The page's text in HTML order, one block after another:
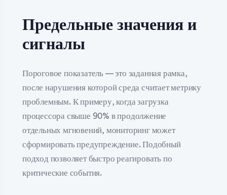
Предельные значения и
сигналы
Пороговое показатель — это заданная рамка,
после нарушения которой среда считает метрику
проблемным. К примеру, когда загрузка
процессора свыше 90% в продолжение
отдельных мгновений, мониторинг может
сформировать предупреждение. Подобный
подход позволяет быстро реагировать по
критические события.